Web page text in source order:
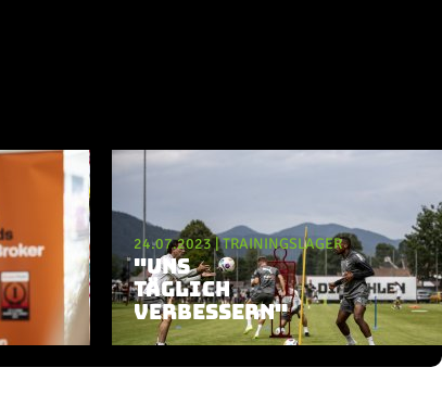
24.07.2023|TRAININGSLAGER
"UNS
TÄGLICH
VERBESSERN"